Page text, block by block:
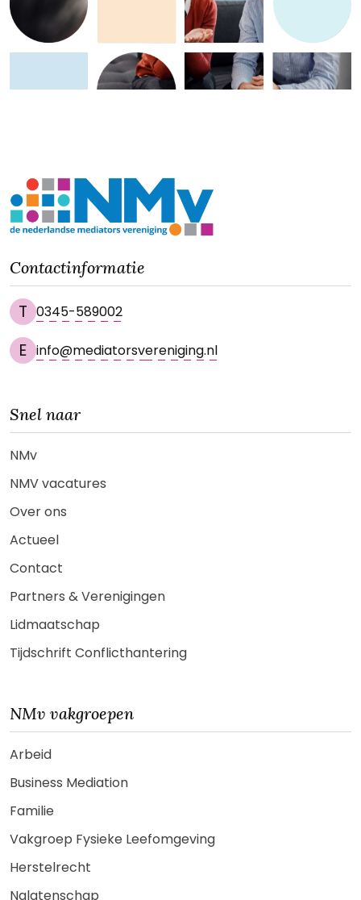
Contactinformatie
T 0345-589002
E info@mediatorsvereniging.nl
Snel naar
NMv
NMV vacatures
Over ons
Actueel
Contact
Partners & Verenigingen
Lidmaatschap
Tijdschrift Conflicthantering
NMv vakgroepen
Arbeid
Business Mediation
Familie
Vakgroep Fysieke Leefomgeving
Herstelrecht
Nalatenschap